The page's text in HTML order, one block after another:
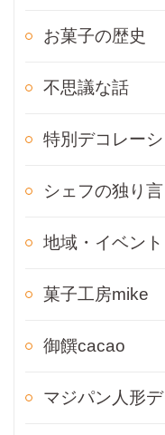
お菓子の歴史
不思議な話
特別デコレー
シェフの独り言
地域・イベント
菓子工房mike
御饌cacao
マジパン人形